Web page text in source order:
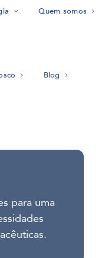
Quem somos
Blog
para uma